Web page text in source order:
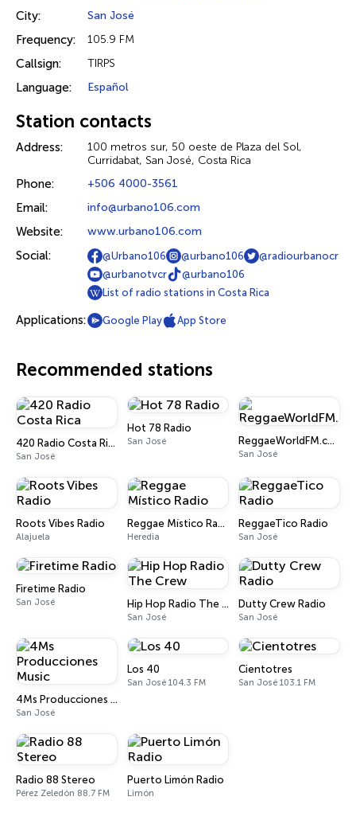
City: San José
Frequency: 105.9 FM
Callsign: TIRPS
Language: Español
Station contacts
Address:
100 metros sur, 50 oeste de Plaza del Sol,
Curridabat, San José, Costa Rica
Phone: +506 4000-3561
Email: info@urbano106.com
Website: www.urbano106.com
Social: @Urbano106 @urbano106
@radiourbanocr
@urbanotvcr
@urbano106
List of radio stations in Costa Rica
Applications: Google Play App Store
Recommended stations
420 Radio Costa Rica
San José
Hot 78 Radio
San José ReggaeWorldFM.com
San José
Roots Vibes Radio
Alajuela
Reggae Místico Radio
Heredia
ReggaeTico Radio
San José
Firetime Radio
San José Hip Hop Radio The Crew
San José
Dutty Crew Radio
San José
4Ms Producciones Music
San José
Los 40
San José 104.3 FM
Cientotres
San José 103.1 FM
Radio 88 Stereo
Pérez Zeledón 88.7 FM
Puerto Limón Radio
Limón